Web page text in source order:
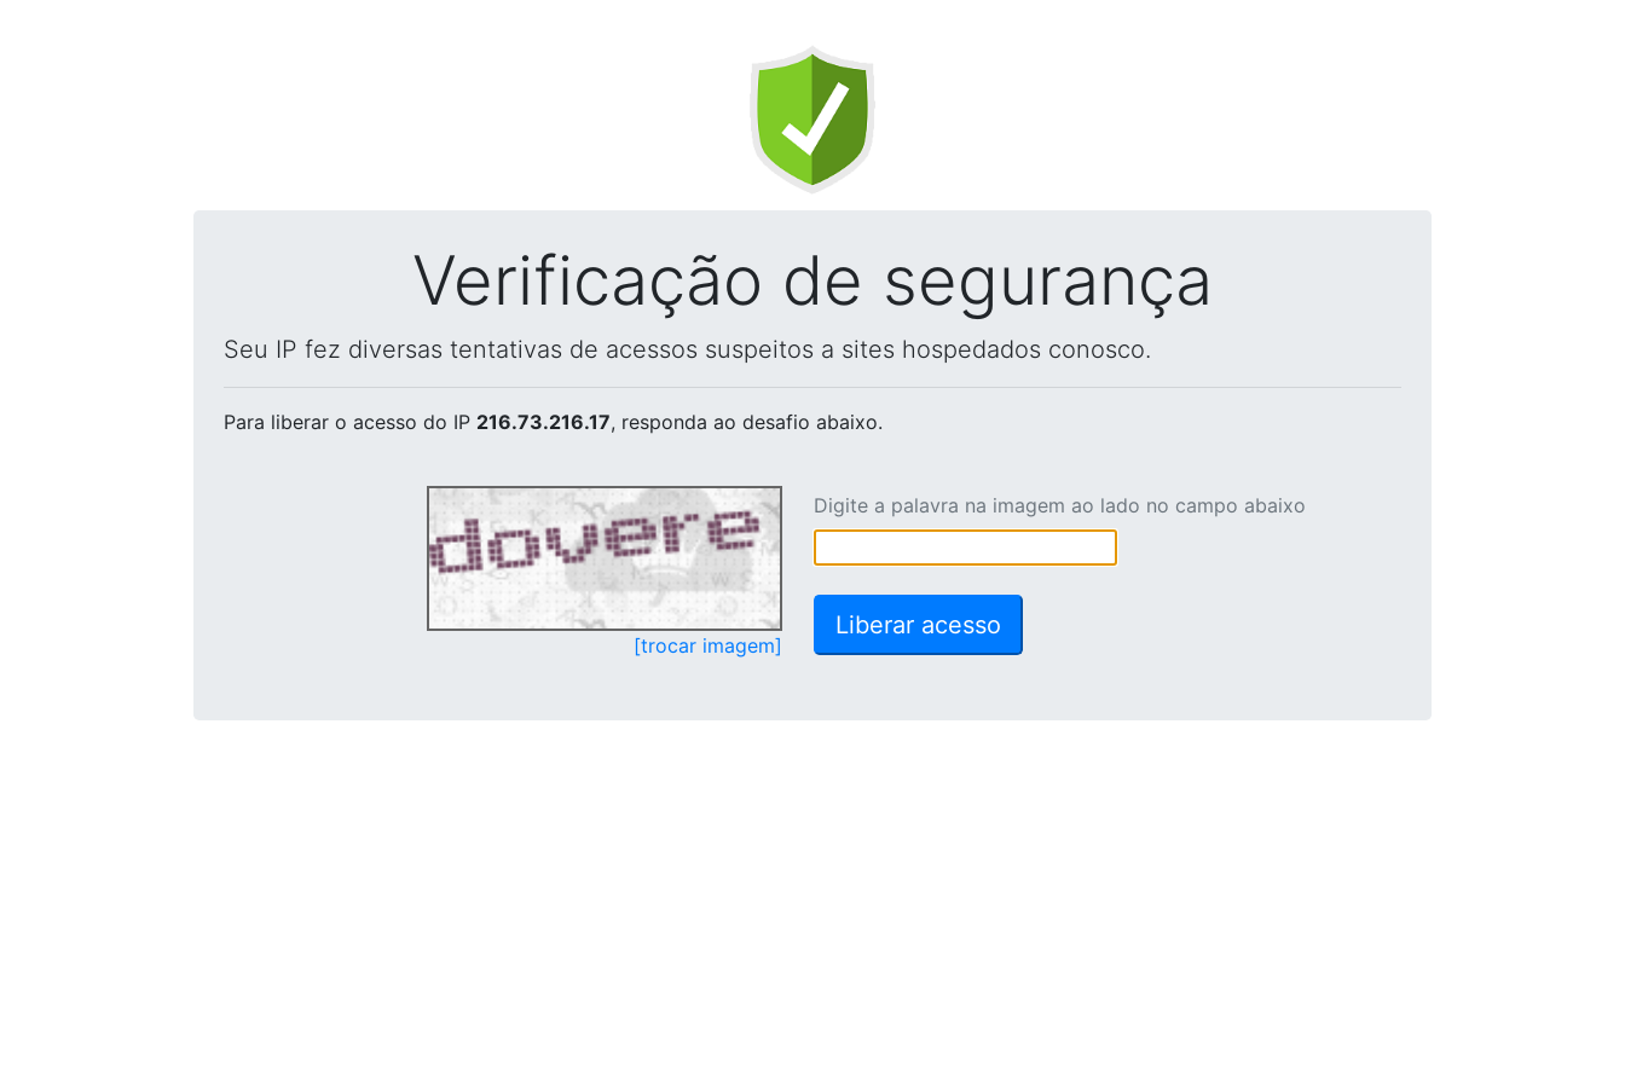
Verificação de segurança
Seu IP fez diversas tentativas de acessos suspeitos a sites hospedados conosco.
Para liberar o acesso do IP 216.73.216.17, responda ao desafio abaixo.
[trocar imagem]
Digite a palavra na imagem ao lado no campo abaixo